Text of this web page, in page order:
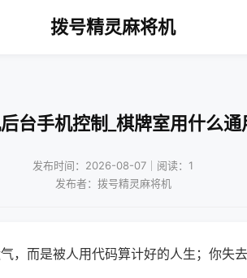
拨号精灵麻将机
台手机控制_棋牌室用什么
发布时间：2026-08-07｜阅读：1
发布者：拨号精灵麻将机
，而是被人用代码算计好的人生；你失